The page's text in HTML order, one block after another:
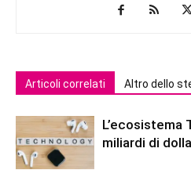
Articoli correlati Altro dello
L’ecosistema
miliardi di